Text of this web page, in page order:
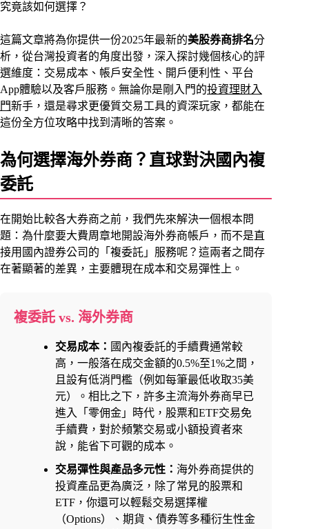
究竟該如何選擇？
這篇文章將為你提供一份2025年最新的美股券商排名分
析，從台灣投資者的角度出發，深入探討幾個核心的評
選維度：交易成本、帳戶安全性、開戶便利性、平台
App體驗以及客戶服務。無論你是剛入門的投資理財入
門新手，還是尋求更優質交易工具的資深玩家，都能在
這份全方位攻略中找到清晰的答案。
為何選擇海外券商？直球對決國內複
委託
在開始比較各大券商之前，我們先來解決一個根本問
題：為什麼要大費周章地開設海外券商帳戶，而不是直
接用國內證券公司的「複委託」服務呢？這兩者之間存
在著顯著的差異，主要體現在成本和交易彈性上。
複委託 vs. 海外券商
交易成本： 國內複委託的手續費通常較
高，一般落在成交金額的0.5%至1%之間，
且設有低消門檻（例如每筆最低收取35美
元）。相比之下，許多主流海外券商早已
進入「零佣金」時代，股票和ETF交易免
手續費，對於頻繁交易或小額投資者來
說，能省下可觀的成本。
交易彈性與產品多元性： 海外券商提供的
投資產品更為廣泛，除了常見的股票和
ETF，你還可以輕鬆交易選擇權
（Options）、期貨、債券等多種衍生性金